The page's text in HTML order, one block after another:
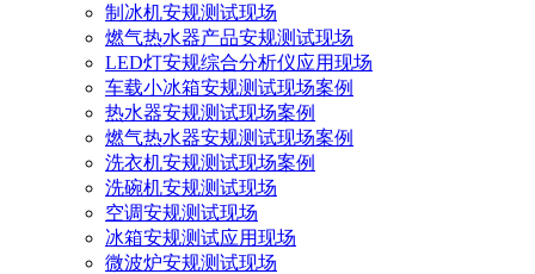
制冰机安规测试现场
燃气热水器产品安规测试现场
LED灯安规综合分析仪应用现场
车载小冰箱安规测试现场案例
热水器安规测试现场案例
燃气热水器安规测试现场案例
洗衣机安规测试现场案例
洗碗机安规测试现场
空调安规测试现场
冰箱安规测试应用现场
微波炉安规测试现场